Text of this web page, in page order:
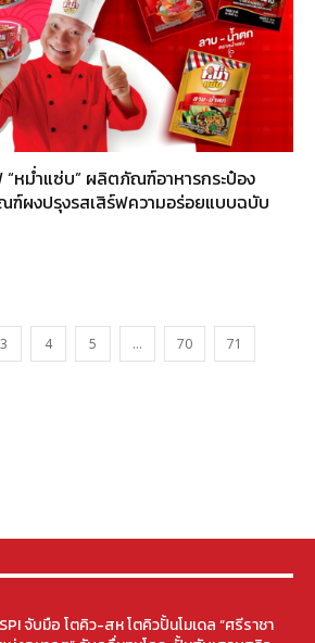
หม่ำแซ่บ” ผลิตภัณฑ์อาหารกระป๋อง
ผงปรุงรสเสิร์ฟความอร่อยแบบฉบับ
3 4 5 … 70 71
SPI จับมือ โตคิว-สห โตคิวปั้นโมเดล “ศรีราชา